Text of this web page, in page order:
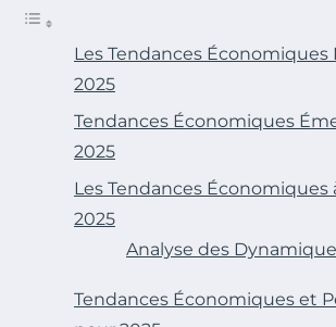
Les Tendances Économiques
2025
Tendances Économiques
2025
Les Tendances Économiques
2025
Analyse des
Tendances Économiques et